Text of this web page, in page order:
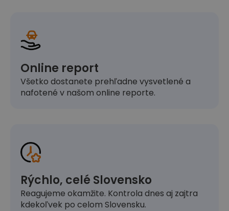
Online report
Všetko dostanete prehľadne vysvetlené a
nafotené v našom online reporte.
Rýchlo, celé Slovensko
Reagujeme okamžite. Kontrola dnes aj zajtra
kdekoľvek po celom Slovensku.